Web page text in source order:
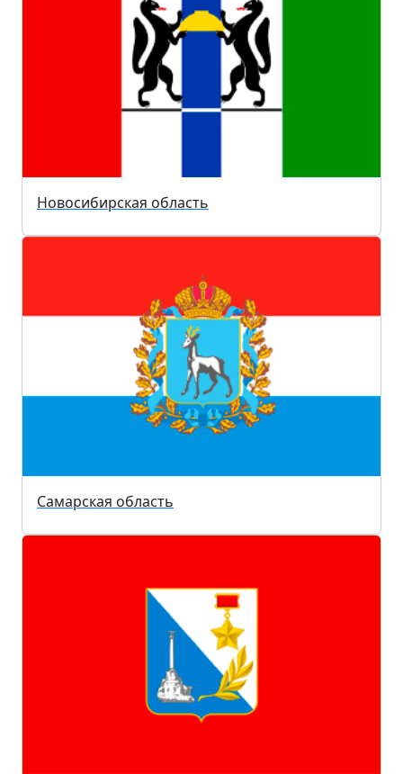
Новосибирская область
Самарская область